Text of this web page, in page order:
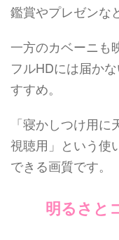
鑑賞やプレゼンな
一方のカベーニも
フルHDには届か
すすめ。
「寝かしつけ用
視聴用」という使
できる画質です。
明るさと